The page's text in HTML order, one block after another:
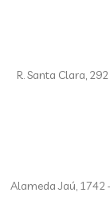
R. Santa Clara,
Alameda Jaú, 1742